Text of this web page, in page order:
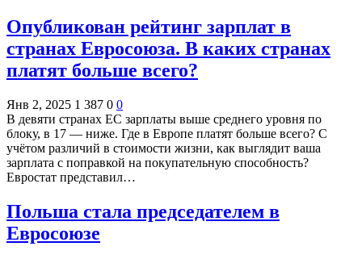
Опубликован рейтинг зарплат в
странах Евросоюза. В каких странах
платят больше всего?
Янв 2, 2025 1 387 0 0
В девяти странах ЕС зарплаты выше среднего уровня по
блоку, в 17 — ниже. Где в Европе платят больше всего? С
учётом различий в стоимости жизни, как выглядит ваша
зарплата с поправкой на покупательную способность?
Евростат представил…
Польша стала председателем в
Евросоюзе